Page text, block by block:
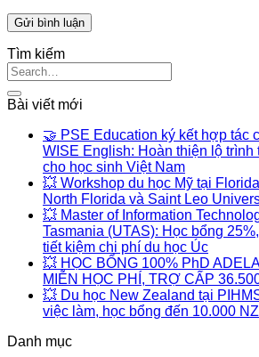
Tìm kiếm
Bài viết mới
🤝 PSE Education ký kết hợp tác
WISE English: Hoàn thiện lộ trình
cho học sinh Việt Nam
💥 Workshop du học Mỹ tại
North Florida và Saint Leo
💥 Master of Information
Tasmania (UTAS): Học bổng
tiết kiệm chi phí du học Úc
💥 HỌC BỔNG 100% PhD
MIỄN HỌC PHÍ, TRỢ CẤP
💥 Du học New Zealand tại
việc làm, học bổng đến 10.000
Danh mục